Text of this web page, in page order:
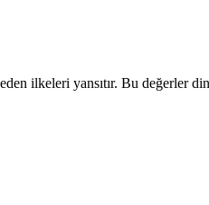
ilkeleri yansıtır. Bu değerler